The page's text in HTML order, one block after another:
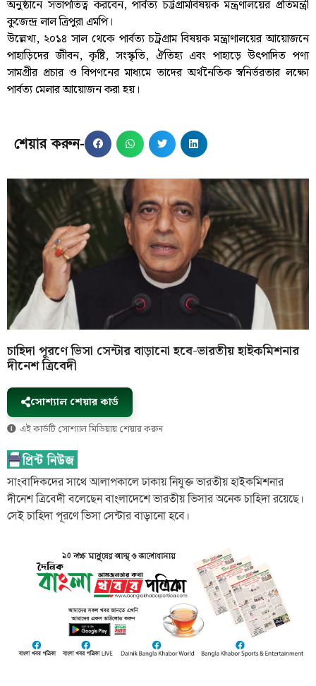
অনুষ্ঠানে সভাপতিত্ব করবেন, পার্বত্য চট্টগ্রামবিষয়ক মন্ত্রণালয়ের প্রতিমন্ত্রী
কুজেন্দ্র লাল ত্রিপুরা এমপি।
উল্লেখ্য, ২০১৪ সাল থেকে পার্বত্য চট্রগ্রাম বিষয়ক মন্ত্রাণালয়ের আয়োজনে
পাহাড়িদের জীবন, কৃষ্টি, সংস্কৃতি, ঐতিহ্য এবং পাহাড়ে উৎপাদিত পণ্য
সামগ্রীর প্রচার ও বিপণনের মাধ্যমে তাদের অর্থনৈতিক স্বনির্ভরতার লক্ষ্যে
পার্বত্য মেলার আয়োজন করা হয়।
শেয়ার করুন-
চাহিদা পূরণে ভিসা সেন্টার বাড়ানো হবে-ভারতীয় হাইকমিশনার
দীনেশ ত্রিবেদী
সোশ্যাল শেয়ার কার্ড
এই কার্ডটি সোশ্যাল মিডিয়ায় শেয়ার করুন
সাংবাদিকদের সাথে আলাপকালে ঢাকায় নিযুক্ত ভারতীয় হাইকমিশনার
দীনেশ ত্রিবেদী বলেছেন বাংলাদেশে ভারতীয় ভিসার অনেক চাহিদা রয়েছে।
সেই চাহিদা পূরণে ভিসা সেন্টার বাড়ানো হবে।